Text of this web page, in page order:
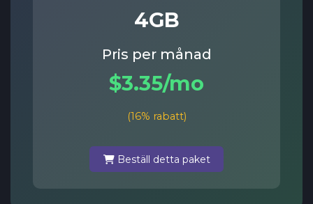
4GB
Pris per månad
$3.35/mo
(16% rabatt)
Beställ detta paket